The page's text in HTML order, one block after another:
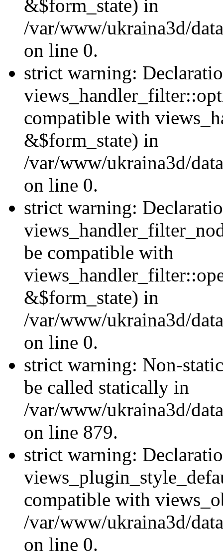
&$form_state) in
/var/www/ukraina3d/
on line 0.
strict warning:
compatible with
&$form_state) in
/var/www/ukraina3d/
on line 0.
strict warning:
be compatible with
&$form_state) in
/var/www/ukraina3d/
on line 0.
strict warning: Non-
be called statically in
/var/www/ukraina3d/
on line 879.
strict warning:
compatible with
/var/www/ukraina3d/
on line 0.